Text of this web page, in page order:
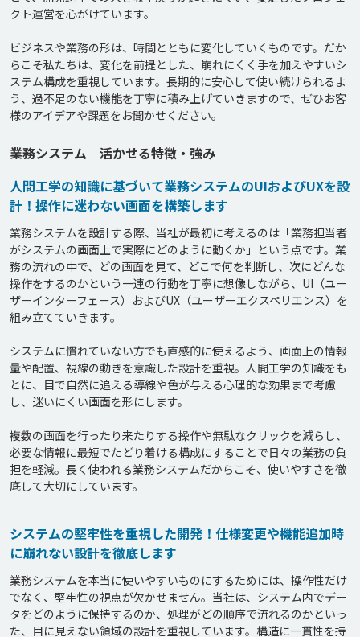
クト運営を心がけています。
ビジネスや業務の形は、時間とともに変化していくものです。だか
らこそ私たちは、変化を前提とした、崩れにくく手を加えやすいシ
ステム構成を重視しています。長期的に安心して使い続けられるよ
う、過不足のない機能を丁寧に積み上げていきますので、ぜひお客
業務システム 活かせる特徴・強み
人間工学の知識に基づいて業務システムのUIおよびUXを設
計！操作に迷わない画面を構築します
業務システムを設計する際、当社が最初に考えるのは「業務担当者
がシステムの画面上で実際にどのように動くか」という点です。業
務の流れの中で、どの画面を見て、どこで何を判断し、次にどんな
操作をするのかという一連の行動を丁寧に想像しながら、UI（ユー
ザーインターフェース）およびUX（ユーザーエクスペリエンス）を
組み立てていきます。
システムに慣れていない方でも直感的に使えるよう、画面上の情報
量や配置、視線の動きを意識した設計を重視。人間工学の知識をも
とに、目で自然に追える導線や色が与える心理的な効果まで考慮
し、迷いにくい画面を形にします。
複数の画面を行ったり来たりする操作や無駄なクリックを減らし、
必要な情報に最短でたどり着ける構成にすることで日々の業務の負
担を軽減。長く使われる業務システムだからこそ、使いやすさを徹
システムの堅牢性を重視した開発！仕様変更や機能追加時
に崩れない設計を徹底します
業務システムを本当に使いやすいものにするためには、操作性だけ
でなく、堅牢性の視点が欠かせません。当社は、システム内でデー
タをどのように保持するのか、処理がどの順序で流れるのかといっ
た、目に見えない領域の設計を重視しています。構造に一貫性を持